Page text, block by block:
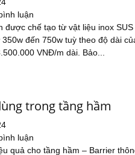
luận
được chế tạo từ vật liệu inox
350w đến 750w tuỳ theo độ dài
VNĐ/m dài. Bảo...
trong tầng hầm
luận
quả cho tầng hầm – Barrier